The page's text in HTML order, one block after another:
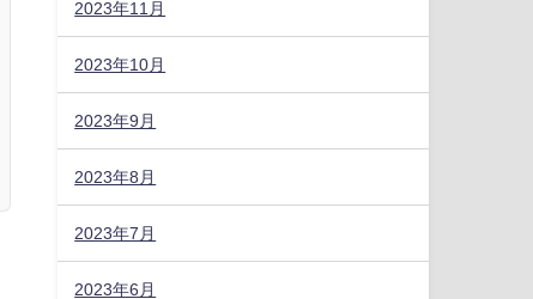
2023年11月
2023年10月
2023年9月
2023年8月
2023年7月
2023年6月